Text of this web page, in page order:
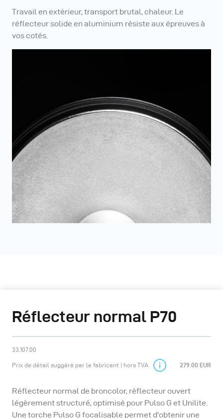
Travail en extérieur, transport brutal, chaleur. Le
réflecteur solide en aluminium résiste aux épreuves à
vos cotés.
Réflecteur normal P70
33.107.00
Prix de détail suggéré par le fabricant | hors TVA 279.00 EUR
Réflecteur normal de broncolor, réflecteur ouvert
légèrement structuré, optimisé pour Pulso G et Unilite.
Une torche Pulso G focalisable permet d'obtenir une